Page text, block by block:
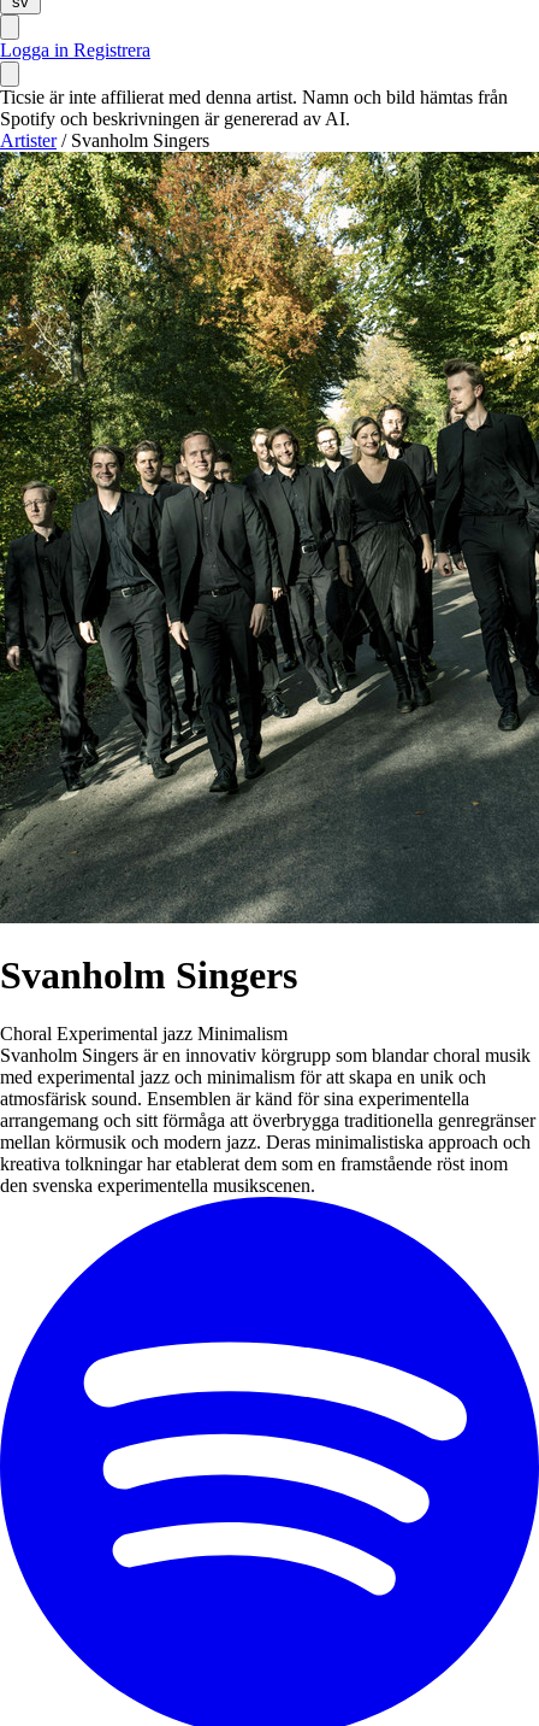
Logga in Registrera
Ticsie är inte affilierat med denna artist. Namn och bild hämtas från
Spotify och beskrivningen är genererad av AI.
Artister / Svanholm Singers
Svanholm Singers
Choral Experimental jazz Minimalism
Svanholm Singers är en innovativ körgrupp som blandar choral musik
med experimental jazz och minimalism för att skapa en unik och
atmosfärisk sound. Ensemblen är känd för sina experimentella
arrangemang och sitt förmåga att överbrygga traditionella genregränser
mellan körmusik och modern jazz. Deras minimalistiska approach och
kreativa tolkningar har etablerat dem som en framstående röst inom
den svenska experimentella musikscenen.